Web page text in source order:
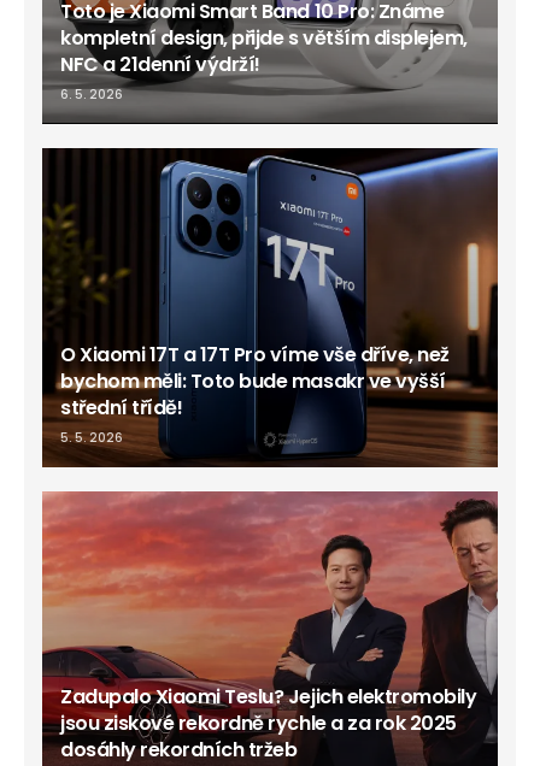
Toto je Xiaomi Smart Band 10 Pro: Známe
kompletní design, přijde s větším displejem,
NFC a 21denní výdrží!
6. 5. 2026
O Xiaomi 17T a 17T Pro víme vše dříve, než
bychom měli: Toto bude masakr ve vyšší
střední třídě!
5. 5. 2026
Zadupalo Xiaomi Teslu? Jejich elektromobily
jsou ziskové rekordně rychle a za rok 2025
dosáhly rekordních tržeb